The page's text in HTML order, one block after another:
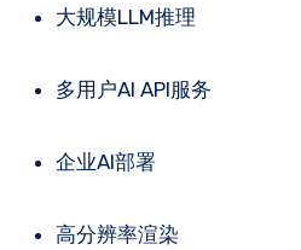
大规模LLM推理
多用户AI API服务
企业AI部署
高分辨率渲染